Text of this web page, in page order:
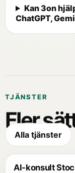
Kan 3on
ChatGPT,
TJÄNSTER
Fler
Alla tjänster
AI-konsult